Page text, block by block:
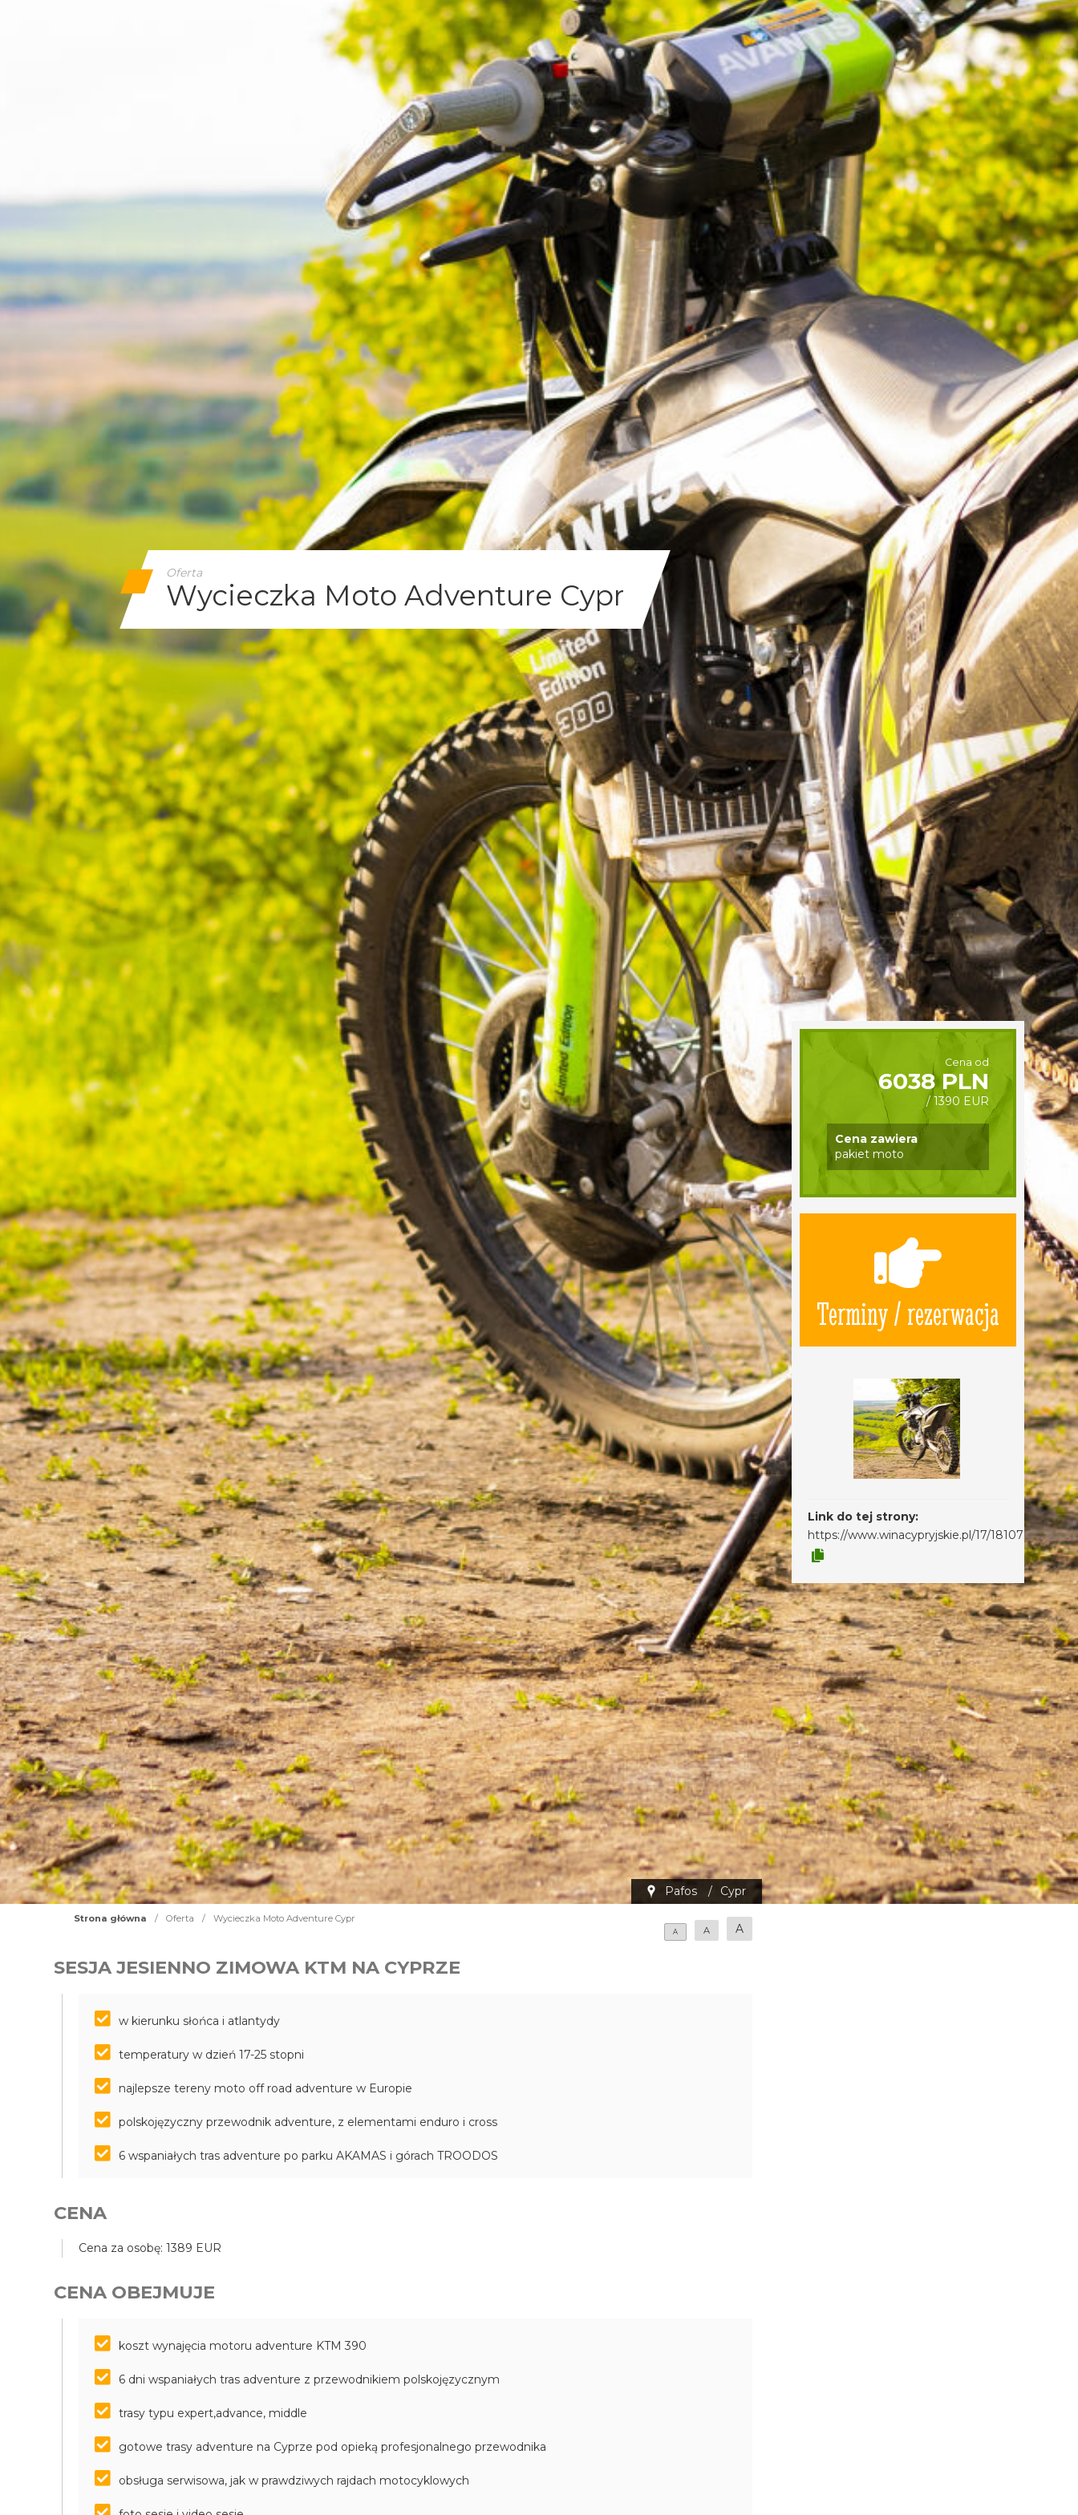
Oferta
Wycieczka Moto Adventure Cypr
Pafos / Cypr
Strona główna / Oferta / Wycieczka Moto Adventure Cypr
A A A
Cena od
6038 PLN
/ 1390 EUR
Cena zawiera
pakiet moto
Terminy / rezerwacja
Link do tej strony:
https://www.winacypryjskie.pl/17/18107
SESJA JESIENNO ZIMOWA KTM NA CYPRZE
w kierunku słońca i atlantydy
temperatury w dzień 17-25 stopni
najlepsze tereny moto off road adventure w Europie
polskojęzyczny przewodnik adventure, z elementami enduro i cross
6 wspaniałych tras adventure po parku AKAMAS i górach TROODOS
CENA
Cena za osobę: 1389 EUR
CENA OBEJMUJE
koszt wynajęcia motoru adventure KTM 390
6 dni wspaniałych tras adventure z przewodnikiem polskojęzycznym
trasy typu expert,advance, middle
gotowe trasy adventure na Cyprze pod opieką profesjonalnego przewodnika
obsługa serwisowa, jak w prawdziwych rajdach motocyklowych